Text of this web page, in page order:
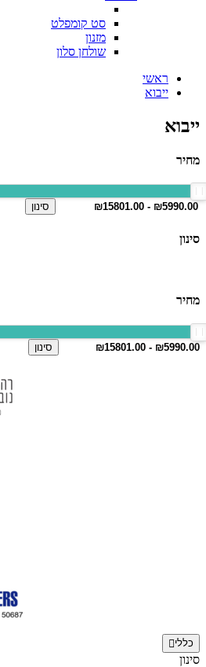
סט קומפלט
מזנון
שולחן סלון
ראשי
ייבוא
ייבוא
מחיר
סינון
סינון
מחיר
סינון
כללי
סינון